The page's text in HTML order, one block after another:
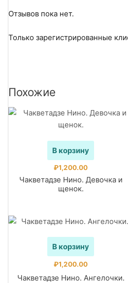
Отзывов пока нет.
Только зарегистрированные
Похожие
В корзину
₽1,200.00
Чакветадзе Нино. Девочка и
щенок.
В корзину
₽1,200.00
Чакветадзе Нино. Ангелочки.